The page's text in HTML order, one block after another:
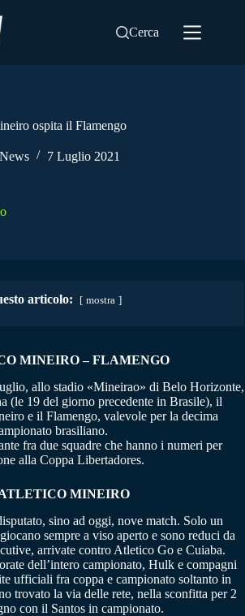
Cerca
ospita il Flamengo
7 Luglio 2021
articolo: mostra
MINEIRO – FLAMENGO
allo stadio «Mineirao» di Belo Horizonte,
(le 19 del giorno precedente in Brasile), il
e il Flamengo, valevole per la decima
brasiliano.
fra due squadre che hanno i numeri per
alla Coppa Libertadores.
MINEIRO
sino ad oggi, nove match. Solo un
sempre a viso aperto e sono reduci da
arrivate contro Atletico Go e Cuiaba.
dell’intero campionato, Hulk e compagni
ufficiali fra coppa e campionato soltanto in
trovato la via delle rete, nella sconfitta per 2
con il Santos in campionato.